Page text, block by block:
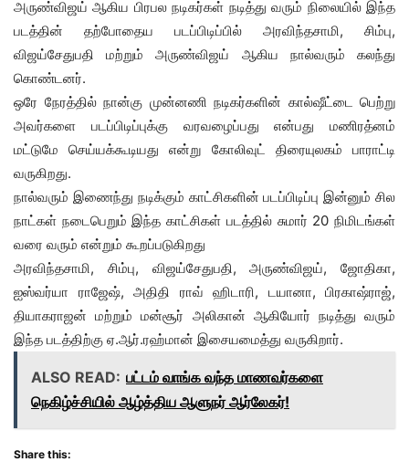
அருண்விஜய் ஆகிய பிரபல நடிகர்கள் நடித்து வரும் நிலையில் இந்த
படத்தின் தற்போதைய படப்பிடிப்பில் அரவிந்தசாமி, சிம்பு,
விஜய்சேதுபதி மற்றும் அருண்விஜய் ஆகிய நால்வரும் கலந்து
கொண்டனர்.
ஒரே நேரத்தில் நான்கு முன்னணி நடிகர்களின் கால்ஷீட்டை பெற்று
அவர்களை படப்பிடிப்புக்கு வரவழைப்பது என்பது மணிரத்னம்
மட்டுமே செய்யக்கூடியது என்று கோலிவுட் திரையுலகம் பாராட்டி
வருகிறது.
நால்வரும் இணைந்து நடிக்கும் காட்சிகளின் படப்பிடிப்பு இன்னும் சில
நாட்கள் நடைபெறும் இந்த காட்சிகள் படத்தில் சுமார் 20 நிமிடங்கள்
வரை வரும் என்றும் கூறப்படுகிறது
அரவிந்தசாமி, சிம்பு, விஜய்சேதுபதி, அருண்விஜய், ஜோதிகா,
ஐஸ்வர்யா ராஜேஷ், அதிதி ராவ் ஹிடாரி, டயானா, பிரகாஷ்ராஜ்,
தியாகராஜன் மற்றும் மன்சூர் அலிகான் ஆகியோர் நடித்து வரும்
இந்த படத்திற்கு ஏ.ஆர்.ரஹ்மான் இசையமைத்து வருகிறார்.
ALSO READ: பட்டம் வாங்க வந்த மாணவர்களை
நெகிழ்ச்சியில் ஆழ்த்திய ஆளுநர் ஆர்லேகர்!
Share this: